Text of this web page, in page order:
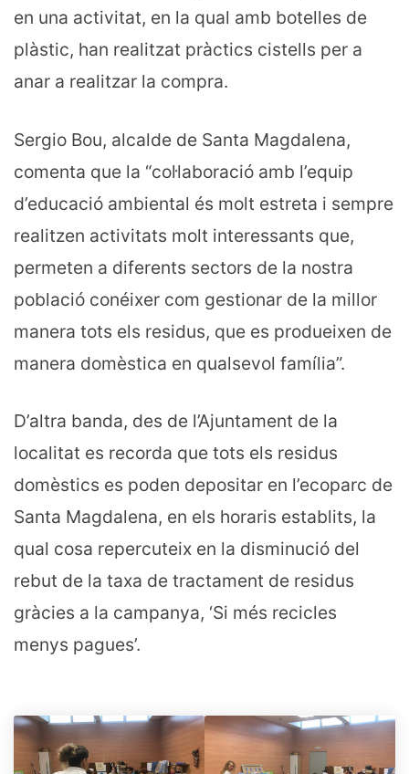
en una activitat, en la qual amb botelles de
plàstic, han realitzat pràctics cistells per a
anar a realitzar la compra.
Sergio Bou, alcalde de Santa Magdalena,
comenta que la “col·laboració amb l’equip
d’educació ambiental és molt estreta i sempre
realitzen activitats molt interessants que,
permeten a diferents sectors de la nostra
població conéixer com gestionar de la millor
manera tots els residus, que es produeixen de
manera domèstica en qualsevol família”.
D’altra banda, des de l’Ajuntament de la
localitat es recorda que tots els residus
domèstics es poden depositar en l’ecoparc de
Santa Magdalena, en els horaris establits, la
qual cosa repercuteix en la disminució del
rebut de la taxa de tractament de residus
gràcies a la campanya, ‘Si més recicles
menys pagues’.